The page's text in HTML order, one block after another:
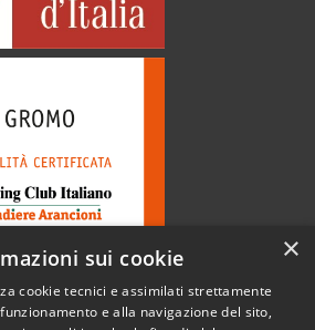
×
sui cookie
cookie tecnici e assimilati strettamente
e alla navigazione del sito,